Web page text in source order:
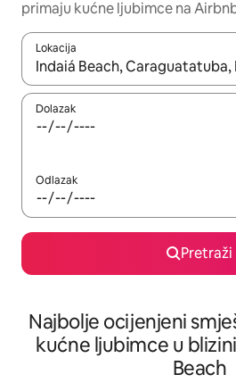
primaju kućne ljubimce na
Lokacija
Kada budu dostupni rezultati,
Dolazak
Odlazak
Pretraži
Najbolje ocijenjeni
kućne ljubimce u
Beach